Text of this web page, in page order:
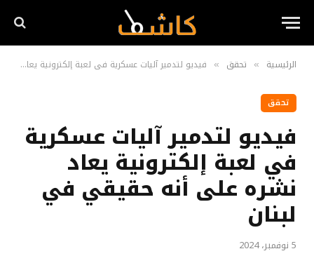
الرئيسية » تحقق » فيديو لتدمير آليات عسكرية في لعبة إلكترونية يعاد نشره على أنه حقيقي في لبنان
تحقق
فيديو لتدمير آليات عسكرية
في لعبة إلكترونية يعاد
نشره على أنه حقيقي في
لبنان
5 نوفمبر، 2024